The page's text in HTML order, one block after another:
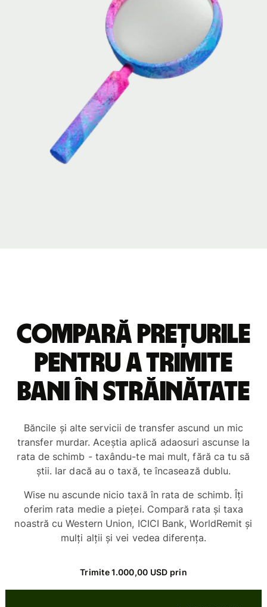
Compară prețurile
pentru a trimite
bani în străinătate
Băncile și alte servicii de transfer ascund un mic
transfer murdar. Aceștia aplică adaosuri ascunse la
rata de schimb - taxându-te mai mult, fără ca tu să
știi. Iar dacă au o taxă, te încasează dublu.
Wise nu ascunde nicio taxă în rata de schimb. Îți
oferim rata medie a pieței. Compară rata și taxa
noastră cu Western Union, ICICI Bank, WorldRemit și
mulți alții și vei vedea diferența.
Trimite 1.000,00 USD prin